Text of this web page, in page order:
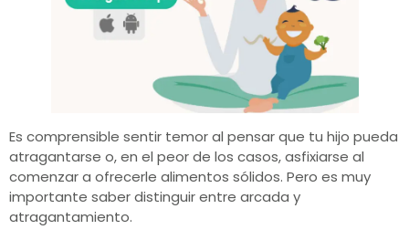
Es comprensible sentir temor al pensar que tu hijo pueda
atragantarse o, en el peor de los casos, asfixiarse al
comenzar a ofrecerle alimentos sólidos. Pero es muy
importante saber distinguir entre arcada y
atragantamiento.